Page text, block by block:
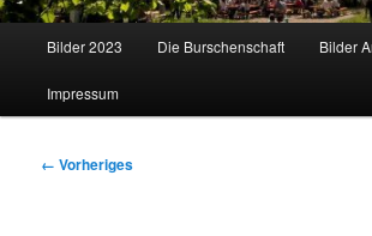
Bilder 2023 Die Burschenschaft Bilder
Impressum
Bilder-
← Vorheriges